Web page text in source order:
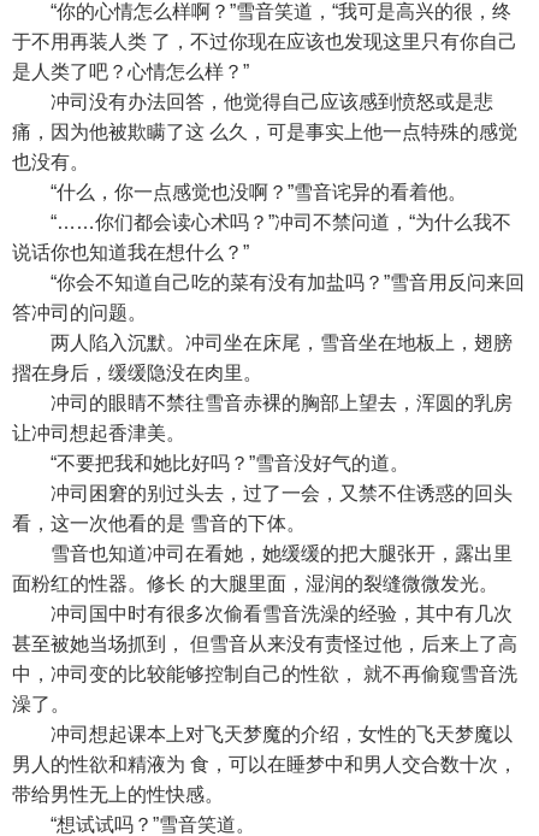
“你的心情怎么样啊？”雪音笑道，“我可是高兴的很，终
于不用再装人类 了，不过你现在应该也发现这里只有你自己
是人类了吧？心情怎么样？”
冲司没有办法回答，他觉得自己应该感到愤怒或是悲
痛，因为他被欺瞒了这 么久，可是事实上他一点特殊的感觉
也没有。
“什么，你一点感觉也没啊？”雪音诧异的看着他。
“……你们都会读心术吗？”冲司不禁问道，“为什么我不
说话你也知道我在想什么？”
“你会不知道自己吃的菜有没有加盐吗？”雪音用反问来回
答冲司的问题。
两人陷入沉默。冲司坐在床尾，雪音坐在地板上，翅膀
摺在身后，缓缓隐没在肉里。
冲司的眼睛不禁往雪音赤裸的胸部上望去，浑圆的乳房
让冲司想起香津美。
“不要把我和她比好吗？”雪音没好气的道。
冲司困窘的别过头去，过了一会，又禁不住诱惑的回头
看，这一次他看的是 雪音的下体。
雪音也知道冲司在看她，她缓缓的把大腿张开，露出里
面粉红的性器。修长 的大腿里面，湿润的裂缝微微发光。
冲司国中时有很多次偷看雪音洗澡的经验，其中有几次
甚至被她当场抓到， 但雪音从来没有责怪过他，后来上了高
中，冲司变的比较能够控制自己的性欲， 就不再偷窥雪音洗
澡了。
冲司想起课本上对飞天梦魔的介绍，女性的飞天梦魔以
男人的性欲和精液为 食，可以在睡梦中和男人交合数十次，
带给男性无上的性快感。
“想试试吗？”雪音笑道。